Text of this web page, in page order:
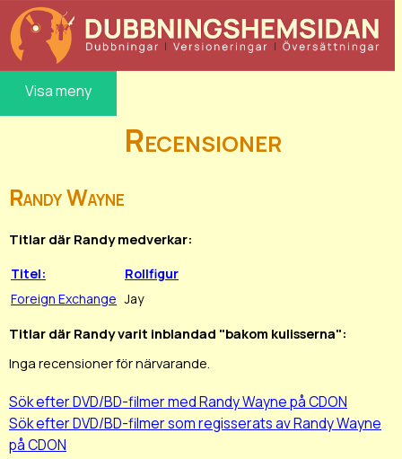
Visa meny
Recensioner
Randy Wayne
Titlar där Randy medverkar:
Titel:
Rollfigur
Foreign Exchange Jay
Titlar där Randy varit inblandad "bakom kulisserna":
Inga recensioner för närvarande.
Sök efter DVD/BD-filmer med Randy Wayne på CDON
Sök efter DVD/BD-filmer som regisserats av Randy Wayne
på CDON